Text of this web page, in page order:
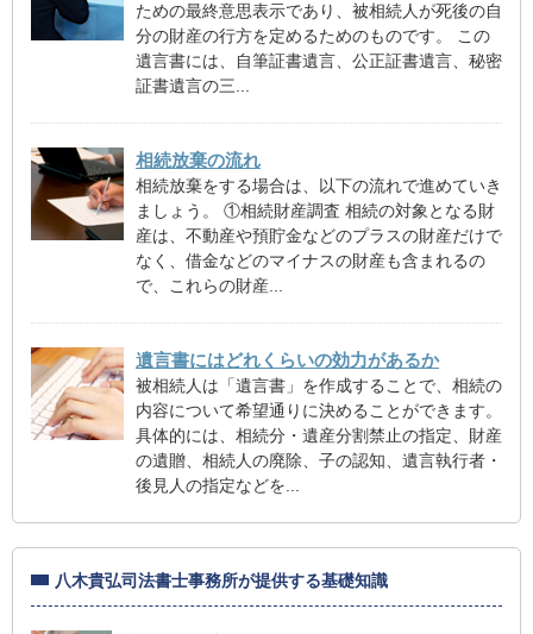
ための最終意思表示であり、被相続人が死後の自
分の財産の行方を定めるためのものです。 この
遺言書には、自筆証書遺言、公正証書遺言、秘密
証書遺言の三...
相続放棄の流れ
相続放棄をする場合は、以下の流れで進めていき
ましょう。 ①相続財産調査 相続の対象となる財
産は、不動産や預貯金などのプラスの財産だけで
なく、借金などのマイナスの財産も含まれるの
で、これらの財産...
遺言書にはどれくらいの効力があるか
被相続人は「遺言書」を作成することで、相続の
内容について希望通りに決めることができます。
具体的には、相続分・遺産分割禁止の指定、財産
の遺贈、相続人の廃除、子の認知、遺言執行者・
後見人の指定などを...
八木貴弘司法書士事務所が提供する基礎知識